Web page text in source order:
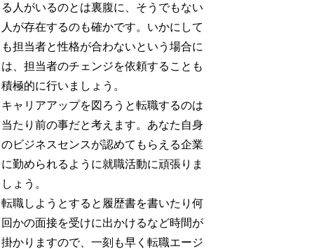
る人がいるのとは裏腹に、そうでもない
人が存在するのも確かです。いかにして
も担当者と性格が合わないという場合に
は、担当者のチェンジを依頼することも
積極的に行いましょう。
キャリアアップを図ろうと転職するのは
当たり前の事だと考えます。あなた自身
のビジネスセンスが認めてもらえる企業
に勤められるように就職活動に頑張りま
しょう。
転職しようとすると履歴書を書いたり何
回かの面接を受けに出かけるなど時間が
掛かりますので、一刻も早く転職エージ